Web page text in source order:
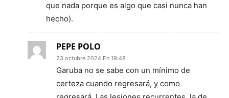
que nada porque es algo que casi nunca han
hecho).
PEPE POLO
23 octubre 2024 En 19:48
Garuba no se sabe con un mínimo de
certeza cuando regresará, y como